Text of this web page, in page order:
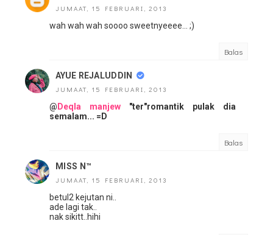
JUMAAT, 15 FEBRUARI, 2013
wah wah wah soooo sweetnyeeee... ;)
Balas
AYUE REJALUDDIN
JUMAAT, 15 FEBRUARI, 2013
@ Deqla manjew "ter"romantik pulak dia
semalam... =D
Balas
MISS N™
JUMAAT, 15 FEBRUARI, 2013
betul2 kejutan ni..
ade lagi tak..
nak sikitt..hihi